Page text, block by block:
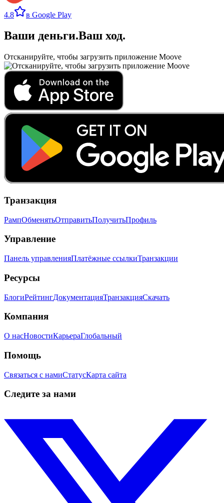
4.8 в Google Play
Ваши деньги.Ваш ход.
Отсканируйте, чтобы загрузить приложение Moove
Транзакция
РампОбменятьОтправитьПолучитьПрофиль
Управление
Панель управленияПлатёжные ссылкиТранзакции
Ресурсы
БлогиРейтингДокументацияТранзакцияСкачать
Компания
О насНовостиКарьераГлобальный
Помощь
Связаться с намиСтатусКарта сайта
Следите за нами